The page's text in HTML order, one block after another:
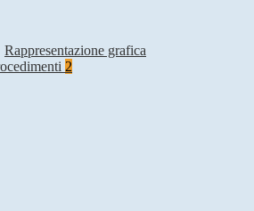
Rappresentazione grafica
2